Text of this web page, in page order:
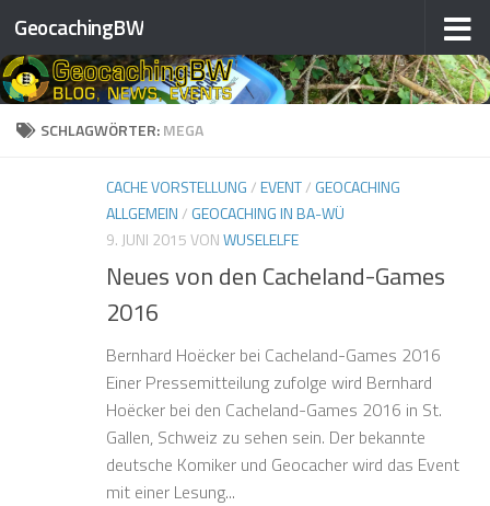
Zum Inhalt springen
GeocachingBW
SCHLAGWÖRTER:MEGA
CACHE VORSTELLUNG/EVENT/ GEOCACHING
ALLGEMEIN/ GEOCACHING IN BA-WÜ
9. JUNI 2015VONWUSELELFE
Neues von den Cacheland-Games
2016
Bernhard Hoëcker bei Cacheland-Games 2016
Einer Pressemitteilung zufolge wird Bernhard
Hoëcker bei den Cacheland-Games 2016 in St.
Gallen, Schweiz zu sehen sein. Der bekannte
deutsche Komiker und Geocacher wird das Event
mit einer Lesung...